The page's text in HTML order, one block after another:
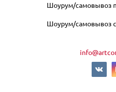
Шоурум/самовывоз
Шоурум/самовывоз